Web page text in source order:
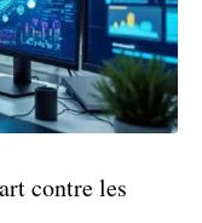
contre les